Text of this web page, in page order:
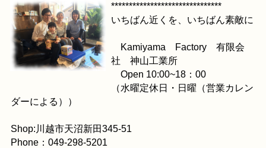
*******************************
いちばん近くを、いちばん素敵に
Kamiyama Factory 有限会
社 神山工業所
Open 10:00~18：00
（水曜定休日・日曜（営業カレン
ダーによる））
Shop:川越市天沼新田345-51
Phone：049-298-5201